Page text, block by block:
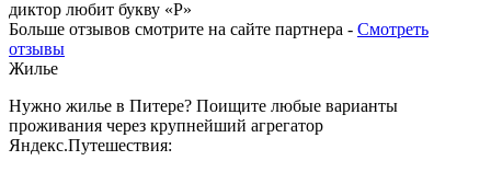
диктор любит букву «Р»
Больше отзывов смотрите на сайте партнера - Смотреть
отзывы
Жилье
Нужно жилье в Питере? Поищите любые варианты
проживания через крупнейший агрегатор
Яндекс.Путешествия: